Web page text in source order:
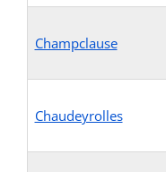
Champclause
Chaudeyrolles